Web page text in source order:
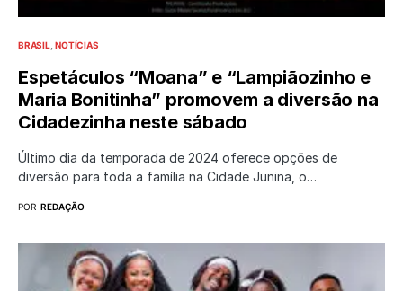
BRASIL NOTÍCIAS
Espetáculos “Moana” e “Lampiãozinho e
Maria Bonitinha” promovem a diversão na
Cidadezinha neste sábado
Último dia da temporada de 2024 oferece opções de
diversão para toda a família na Cidade Junina, o…
POR REDAÇÃO